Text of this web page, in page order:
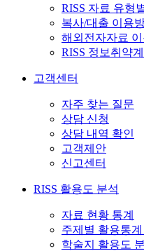
RISS 자료 유형
복사/대출 이용
해외전자자료
RISS 정보취약
고객센터
자주 찾는 질문
상담 신청
상담 내역 확인
고객제안
신고센터
RISS 활용도 분석
자료 현황 통계
주제별 활용통계
학술지 활용도